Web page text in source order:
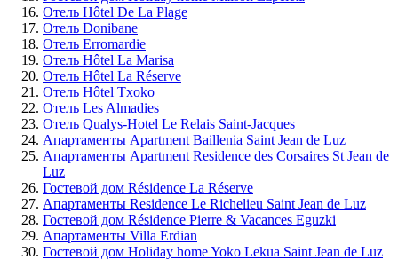
Отель Hôtel De La Plage
Отель Donibane
Отель Erromardie
Отель Hôtel La Marisa
Отель Hôtel La Réserve
Отель Hôtel Txoko
Отель Les Almadies
Отель Qualys-Hotel Le Relais Saint-Jacques
Апартаменты Apartment Baillenia Saint Jean de Luz
Апартаменты Apartment Residence des Corsaires St Jean de
Luz
Гостевой дом Résidence La Réserve
Апартаменты Residence Le Richelieu Saint Jean de Luz
Гостевой дом Résidence Pierre & Vacances Eguzki
Апартаменты Villa Erdian
Гостевой дом Holiday home Yoko Lekua Saint Jean de Luz